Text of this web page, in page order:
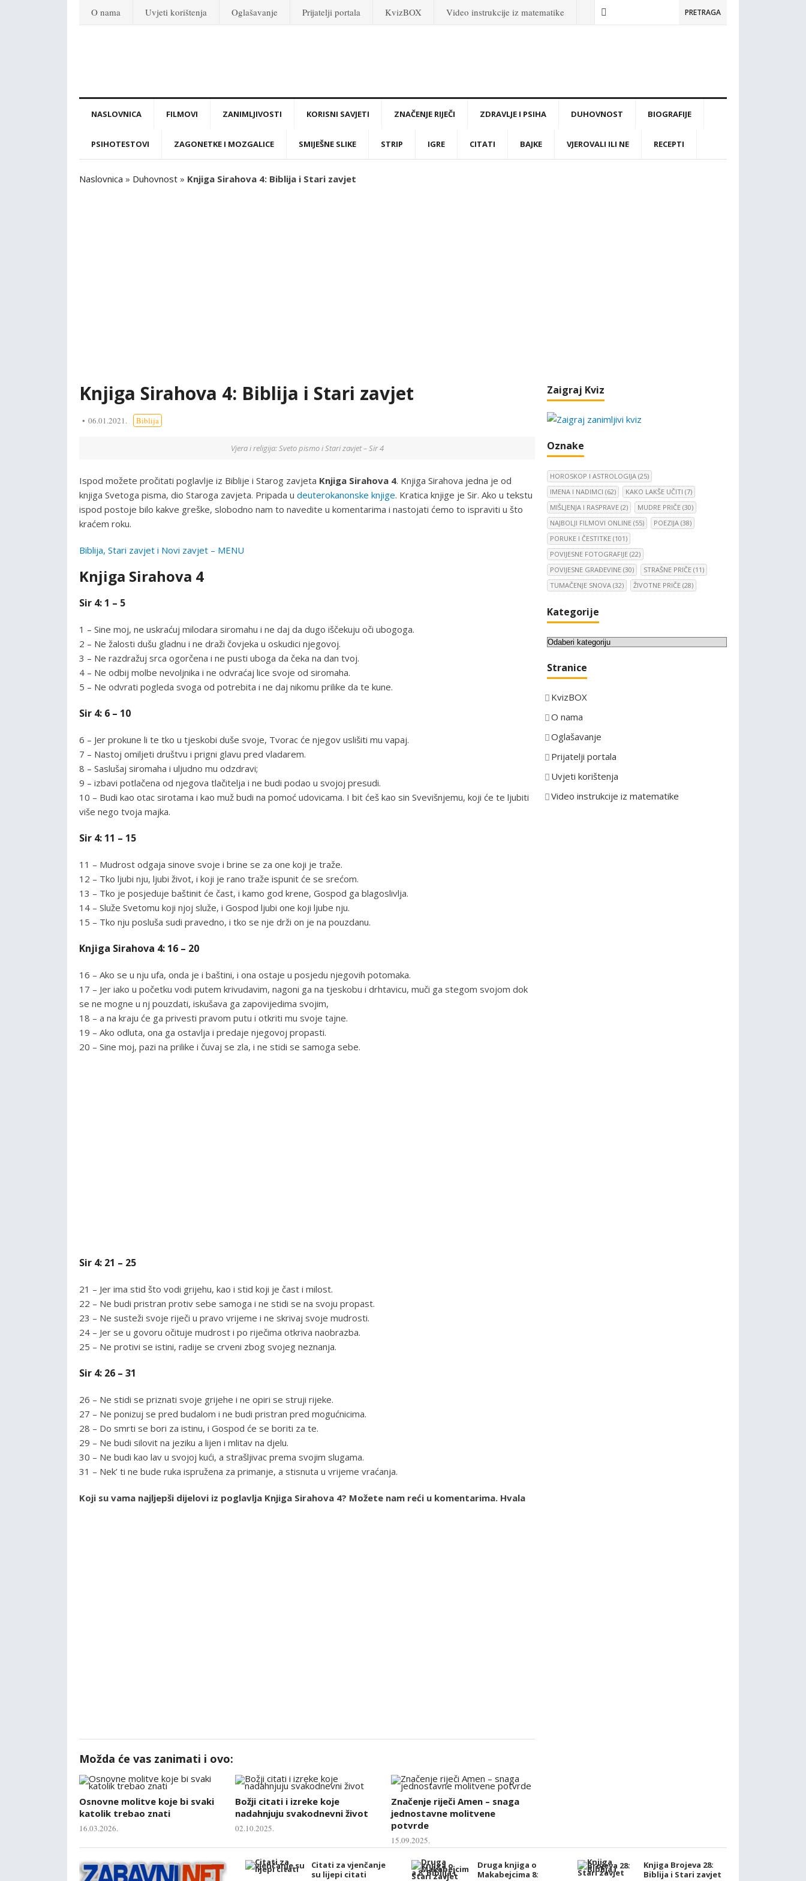
O nama Uvjeti korištenja Oglašavanje Prijatelji portala KvizBOX Video instrukcije iz matematike PRETRAGA
NASLOVNICA FILMOVI ZANIMLJIVOSTI KORISNI SAVJETI ZNAČENJE RIJEČI ZDRAVLJE I PSIHA DUHOVNOST BIOGRAFIJE
PSIHOTESTOVI ZAGONETKE I MOZGALICE SMIJEŠNE SLIKE STRIP IGRE CITATI BAJKE VJEROVALI ILI NE RECEPTI
Naslovnica » Duhovnost » Knjiga Sirahova 4: Biblija i Stari zavjet
Knjiga Sirahova 4: Biblija i Stari zavjet
06.01.2021. Biblija
Vjera i religija: Sveto pismo i Stari zavjet – Sir 4
Ispod možete pročitati poglavlje iz Biblije i Starog zavjeta Knjiga Sirahova 4. Knjiga Sirahova jedna je od
knjiga Svetoga pisma, dio Staroga zavjeta. Pripada u deuterokanonske knjige. Kratica knjige je Sir. Ako u tekstu
ispod postoje bilo kakve greške, slobodno nam to navedite u komentarima i nastojati ćemo to ispraviti u što
kraćem roku.
Biblija, Stari zavjet i Novi zavjet – MENU
Knjiga Sirahova 4
Sir 4: 1 – 5
1 – Sine moj, ne uskraćuj milodara siromahu i ne daj da dugo iščekuju oči ubogoga.
2 – Ne žalosti dušu gladnu i ne draži čovjeka u oskudici njegovoj.
3 – Ne razdražuj srca ogorčena i ne pusti uboga da čeka na dan tvoj.
4 – Ne odbij molbe nevoljnika i ne odvraćaj lice svoje od siromaha.
5 – Ne odvrati pogleda svoga od potrebita i ne daj nikomu prilike da te kune.
Sir 4: 6 – 10
6 – Jer prokune li te tko u tjeskobi duše svoje, Tvorac će njegov uslišiti mu vapaj.
7 – Nastoj omiljeti društvu i prigni glavu pred vladarem.
8 – Saslušaj siromaha i uljudno mu odzdravi;
9 – izbavi potlačena od njegova tlačitelja i ne budi podao u svojoj presudi.
10 – Budi kao otac sirotama i kao muž budi na pomoć udovicama. I bit ćeš kao sin Svevišnjemu, koji će te ljubiti
više nego tvoja majka.
Sir 4: 11 – 15
11 – Mudrost odgaja sinove svoje i brine se za one koji je traže.
12 – Tko ljubi nju, ljubi život, i koji je rano traže ispunit će se srećom.
13 – Tko je posjeduje baštinit će čast, i kamo god krene, Gospod ga blagoslivlja.
14 – Služe Svetomu koji njoj služe, i Gospod ljubi one koji ljube nju.
15 – Tko nju posluša sudi pravedno, i tko se nje drži on je na pouzdanu.
Knjiga Sirahova 4: 16 – 20
16 – Ako se u nju ufa, onda je i baštini, i ona ostaje u posjedu njegovih potomaka.
17 – Jer iako u početku vodi putem krivudavim, nagoni ga na tjeskobu i drhtavicu, muči ga stegom svojom dok
se ne mogne u nj pouzdati, iskušava ga zapovijedima svojim,
18 – a na kraju će ga privesti pravom putu i otkriti mu svoje tajne.
19 – Ako odluta, ona ga ostavlja i predaje njegovoj propasti.
20 – Sine moj, pazi na prilike i čuvaj se zla, i ne stidi se samoga sebe.
Sir 4: 21 – 25
21 – Jer ima stid što vodi grijehu, kao i stid koji je čast i milost.
22 – Ne budi pristran protiv sebe samoga i ne stidi se na svoju propast.
23 – Ne susteži svoje riječi u pravo vrijeme i ne skrivaj svoje mudrosti.
24 – Jer se u govoru očituje mudrost i po riječima otkriva naobrazba.
25 – Ne protivi se istini, radije se crveni zbog svojeg neznanja.
Sir 4: 26 – 31
26 – Ne stidi se priznati svoje grijehe i ne opiri se struji rijeke.
27 – Ne ponizuj se pred budalom i ne budi pristran pred mogućnicima.
28 – Do smrti se bori za istinu, i Gospod će se boriti za te.
29 – Ne budi silovit na jeziku a lijen i mlitav na djelu.
30 – Ne budi kao lav u svojoj kući, a strašljivac prema svojim slugama.
31 – Nek’ ti ne bude ruka ispružena za primanje, a stisnuta u vrijeme vraćanja.
Koji su vama najljepši dijelovi iz poglavlja Knjiga Sirahova 4? Možete nam reći u komentarima. Hvala
Možda će vas zanimati i ovo:
Osnovne molitve koje bi svaki
katolik trebao znati
16.03.2026.
Božji citati i izreke koje
nadahnjuju svakodnevni život
02.10.2025.
Značenje riječi Amen – snaga
jednostavne molitvene
potvrde
15.09.2025.
Zaigraj Kviz
Oznake
HOROSKOP I ASTROLOGIJA (25)
IMENA I NADIMCI (62) KAKO LAKŠE UČITI (7)
MIŠLJENJA I RASPRAVE (2) MUDRE PRIČE (30)
NAJBOLJI FILMOVI ONLINE (55) POEZIJA (38)
PORUKE I ČESTITKE (101)
POVIJESNE FOTOGRAFIJE (22)
POVIJESNE GRAĐEVINE (30) STRAŠNE PRIČE (11)
TUMAČENJE SNOVA (32) ŽIVOTNE PRIČE (28)
Kategorije
K
t
g
o
i
j
e
Stranice
KvizBOX
O nama
Oglašavanje
Prijatelji portala
Uvjeti korištenja
Video instrukcije iz matematike
Citati za vjenčanje
su lijepi citati
Druga knjiga o
Makabejcima 8:
Knjiga Brojeva 28:
Biblija i Stari zavjet